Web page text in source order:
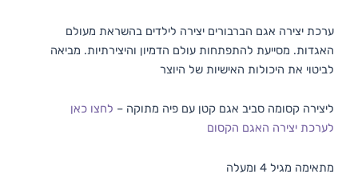
ערכת יצירה אגם הברבורים יצירה לילדים בהשראת מעולם
האגדות. מסייעת להתפתחות עולם הדמיון והיצירתיות. מביאה
לביטוי את היכולות האישיות של היוצר
ליצירה קסומה סביב אגם קטן עם פיה מתוקה – לחצו כאן
לערכת יצירה האגם הקסום
מתאימה מגיל 4 ומעלה